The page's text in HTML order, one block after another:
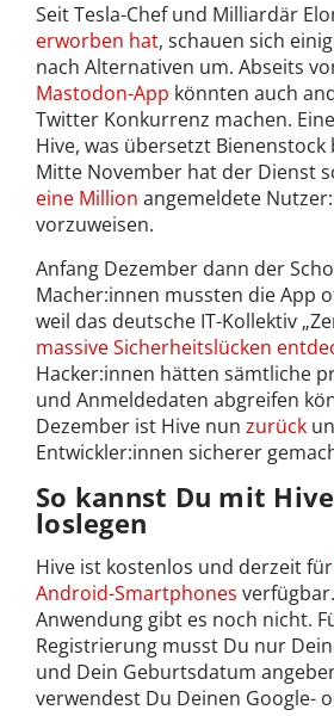
Seit Tesla-Chef und Milliardär
erworben hat, schauen sich
nach Alternativen um. Abseits
Mastodon-App könnten auch
Twitter Konkurrenz machen.
Hive, was übersetzt Bienenstock
Mitte November hat der Dienst
eine Million angemeldete
vorzuweisen.
Anfang Dezember dann der
Macher:innen mussten die App
weil das deutsche IT-Kollektiv
massive Sicherheitslücken
Hacker:innen hätten sämtliche
und Anmeldedaten abgreifen
Dezember ist Hive nun zurück
Entwickler:innen sicherer
So kannst Du mit
loslegen
Hive ist kostenlos und derzeit für
Android-Smartphones
Anwendung gibt es noch nicht.
Registrierung musst Du nur
und Dein Geburtsdatum
verwendest Du Deinen Google-